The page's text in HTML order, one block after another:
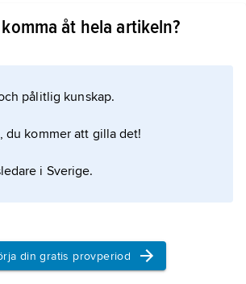
finnas andra gudar för
folkgrupper.
åt hela artikeln?
pålitlig kunskap.
du kommer att gilla det!
i Sverige.
din gratis provperiod